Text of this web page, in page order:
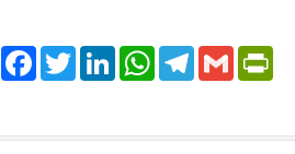
TwitterLinkedIn
WhatsAppTelegramGmail
PrintFriendly